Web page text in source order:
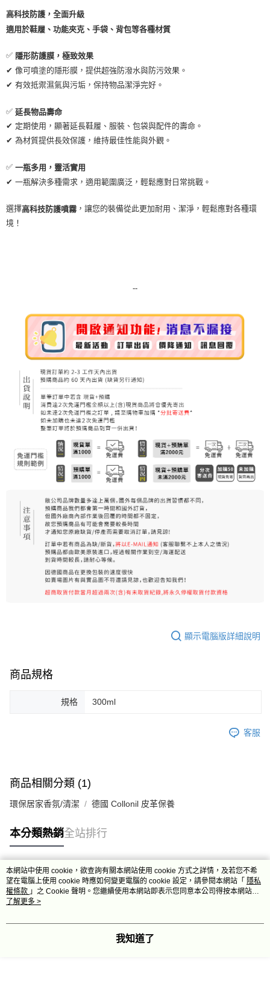
Google Pay
運送方式
全家取貨付款
每筆NT$80，滿NT$999(含以上)免運費
全家純取貨 (先付款
每筆NT$80，滿NT$999(含以上)免運費
7-11取貨付款
每筆NT$80，滿NT$999(含以上)免運費
7-11純取貨 (先付款
每筆NT$80，滿NT$999(含以上)免運費
付款後門市自取
免運費
高科技防護，全面升級
適用於鞋履、功能夾克、手袋、背包等各種材質
✅ 隱形防護膜，極致效果
✔ 像可噴塗的隱形膜，提供超強防潑水與防污效果。
✔ 有效抵禦濕氣與污垢，保持物品潔淨完好。
✅ 延長物品壽命
✔ 定期使用，顯著延長鞋履、服裝、包袋與配件的壽命。
✔ 為材質提供長效保護，維持最佳性能與外觀。
✅ 一瓶多用，靈活實用
✔ 一瓶解決多種需求，適用範圍廣泛，輕鬆應對日常挑戰。
選擇高科技防護噴霧 ，讓您的裝備從此更加耐用、潔淨，輕鬆應對各種環
境！
--
顯示電腦版詳細說明
商品規格
規格 300ml
客服
商品相關分類 (1)
環保居家香氛/清潔 德國 Collonil 皮革保養
本分類熱銷全站排行
熱門標籤
本網站中使用 cookie，欲查詢有關本網站使用 cookie 方式之詳情，及若您不希
望在電腦上使用 cookie 時應如何變更電腦的 cookie 設定，請參閱本網站「 隱私
權條款 」之 Cookie 聲明。您繼續使用本網站即表示您同意本公司得按本網站使
用條款之 Cookie 聲明使用 cookie。
了解更多 >
我知道了